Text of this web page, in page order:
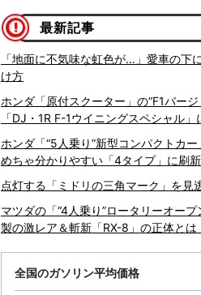
最新記事
「地面に不気味な虹色が…」愛車の下
け方
ホンダ「原付スクーター」の“F1バー
「DJ・1R F-1ウイニングスペシャル
ホンダ「“5人乗り”新型コンパクトカ
めちゃ分かりやすい「4タイプ」に刷
点灯する「ミドリの三角マーク」を見
マツダの「“4人乗り”ロータリーオー
製の激レア＆斬新「RX-8」の正体とは
全国のガソリン平均価格